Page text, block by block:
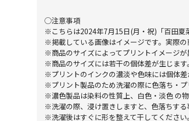
◯注意事項
※こちらは2024年7月15日(月・祝)「百田夏
※掲載している画像はイメージです。実際の
※商品のサイズによってプリントイメージが
※商品のサイズには若干の個体差が生じます
※プリントのインクの濃淡や色味には個体差
※プリント製品のため洗濯の際に色落ち・
※濃色製品は染料の性質上、白色・淡色 の
※洗濯の際、浸け置きしますと、色落ちする
※洗濯後はすぐに形を整えて干してください。